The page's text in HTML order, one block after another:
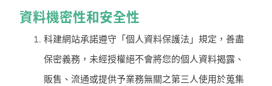
資料機密性和安全性
科建網站承諾遵守「個人資料保護法」規定，善盡
保密義務，未經授權絕不會將您的個人資料揭露、
販售、流通或提供予業務無關之第三人使用於蒐集